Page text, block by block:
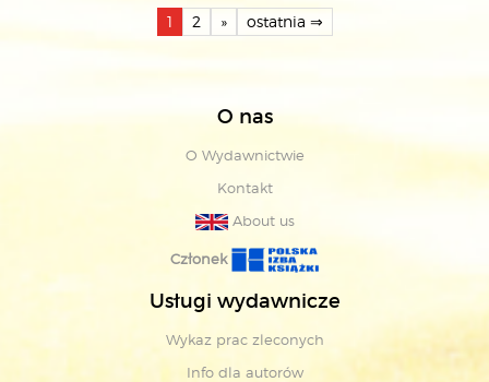
1 2 » ostatnia ⇒
O nas
O Wydawnictwie
Kontakt
About us
Członek
Usługi wydawnicze
Wykaz prac zleconych
Info dla autorów